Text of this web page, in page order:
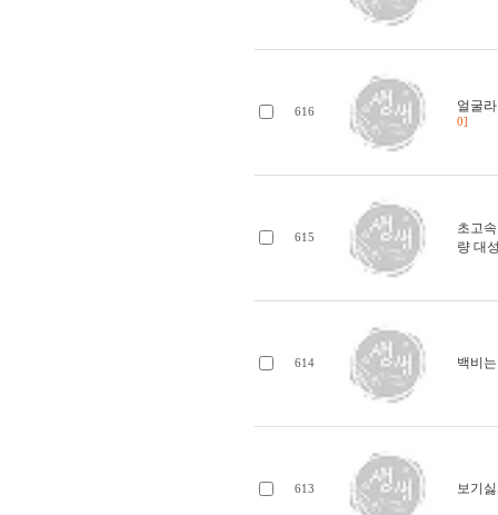
616 얼굴
0]
615
초고
량 대
614 백비
613 보기